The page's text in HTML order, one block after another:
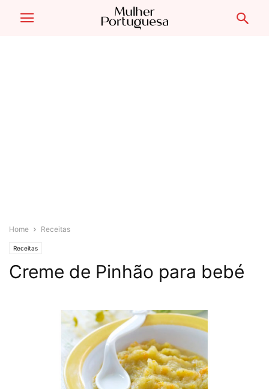
Home Receitas
Receitas
Creme de Pinhão para bebé